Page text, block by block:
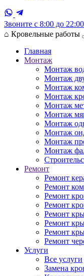
Звоните с 8:00 до 22:00
⌂ Кровельные работы
Главная
Монтаж
Монтаж
Монтаж
Монтаж
Монтаж
Монтаж
Монтаж
Монтаж
Монтаж
Монтаж
Монтаж
Ремонт
Ремонт
Ремонт
Ремонт
Ремонт
Ремонт
Ремонт
Ремонт
Ремонт
Услуги
Все услуги
Замена